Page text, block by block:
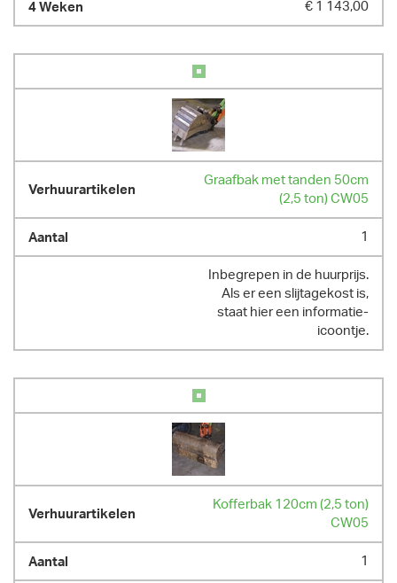
€ 1 143,00
Graafbak met tanden 50cm
(2,5 ton) CW05
1
Inbegrepen in de huurprijs.
Als er een slijtagekost is,
staat hier een informatie-
icoontje.
Kofferbak 120cm (2,5 ton)
CW05
1